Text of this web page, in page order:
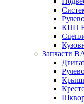
КПП
Запчасти